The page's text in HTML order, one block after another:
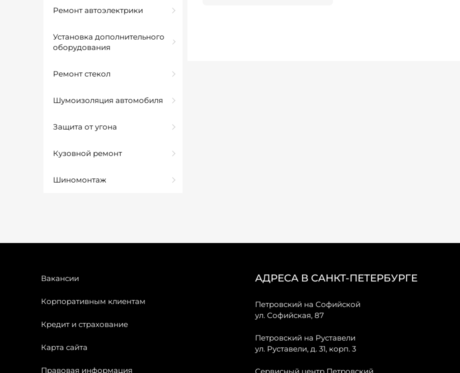
Ремонт автоэлектрики
Установка дополнительного
оборудования
Ремонт стекол
Шумоизоляция автомобиля
Защита от угона
Кузовной ремонт
Шиномонтаж
Вакансии
Корпоративным клиентам
Кредит и страхование
Карта сайта
Правовая информация
АДРЕСА В САНКТ-ПЕТЕРБУРГЕ
Петровский на Софийской
ул. Софийская, 87
Петровский на Руставели
ул. Руставели, д. 31, корп. 3